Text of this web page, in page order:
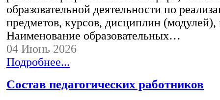
образовательной деятельности по
предметов, курсов, дисциплин (модулей),
Наименование образовательных…
04 Июнь 2026
Подробнее...
Состав педагогических работников